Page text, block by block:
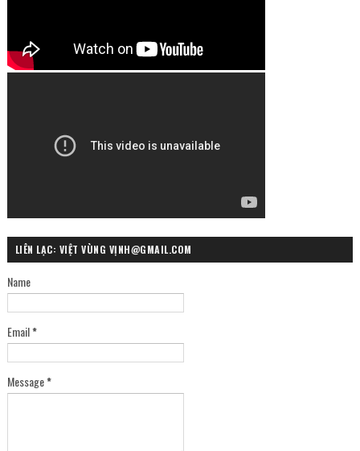
LIÊN LẠC: VIỆT VÙNG VỊNH@GMAIL.COM
Name
Email*
Message*